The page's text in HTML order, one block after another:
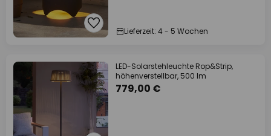
Lieferzeit: 4 - 5 Wochen
LED-Solarstehleuchte Rop&Strip,
höhenverstellbar, 500 lm
779,00 €